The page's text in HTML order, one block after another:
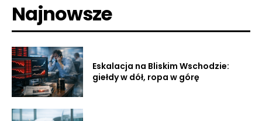
Najnowsze
Eskalacja na Bliskim Wschodzie:
giełdy w dół, ropa w górę